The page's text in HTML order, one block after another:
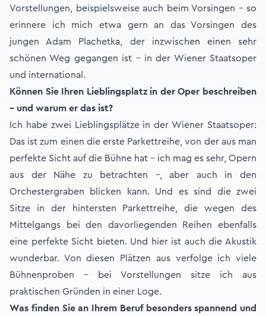
Vorstellungen, beispielsweise auch beim Vorsingen – so
erinnere ich mich etwa gern an das Vorsingen des
jungen Adam Plachetka, der inzwischen einen sehr
schönen Weg gegangen ist – in der Wiener Staatsoper
und international.
Können Sie Ihren Lieblingsplatz in der Oper beschreiben
– und warum er das ist?
Ich habe zwei Lieblingsplätze in der Wiener Staatsoper:
Das ist zum einen die erste Parkettreihe, von der aus man
perfekte Sicht auf die Bühne hat – ich mag es sehr, Opern
aus der Nähe zu betrachten –, aber auch in den
Orchestergraben blicken kann. Und es sind die zwei
Sitze in der hintersten Parkettreihe, die wegen des
Mittelgangs bei den davorliegenden Reihen ebenfalls
eine perfekte Sicht bieten. Und hier ist auch die Akustik
wunderbar. Von diesen Plätzen aus verfolge ich viele
Bühnenproben – bei Vorstellungen sitze ich aus
praktischen Gründen in einer Loge.
Was finden Sie an Ihrem Beruf besonders spannend und